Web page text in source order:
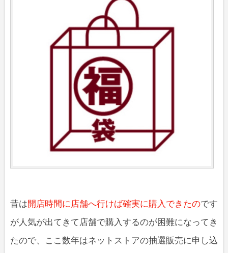
昔は開店時間に店舗へ行けば確実に購入できたのです
が人気が出てきて店舗で購入するのが困難になってき
たので、ここ数年はネットストアの抽選販売に申し込